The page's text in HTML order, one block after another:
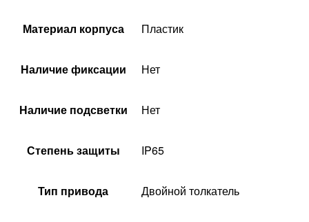
Материал корпуса Пластик
Наличие фиксации Нет
Наличие подсветки Нет
Степень защиты IP65
Тип привода Двойной толкатель